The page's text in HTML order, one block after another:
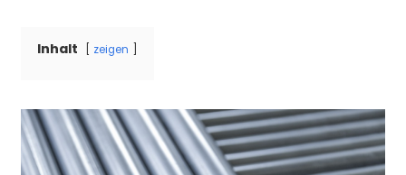
Inhalt zeigen